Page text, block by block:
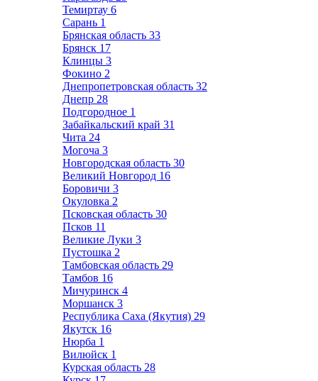
Темиртау 6
Сарань 1
Брянская область 33
Брянск 17
Клинцы 3
Фокино 2
Днепропетровская область 32
Днепр 28
Подгородное 1
Забайкальский край 31
Чита 24
Могоча 3
Новгородская область 30
Великий Новгород 16
Боровичи 3
Окуловка 2
Псковская область 30
Псков 11
Великие Луки 3
Пустошка 2
Тамбовская область 29
Тамбов 16
Мичуринск 4
Моршанск 3
Республика Саха (Якутия) 29
Якутск 16
Нюрба 1
Вилюйск 1
Курская область 28